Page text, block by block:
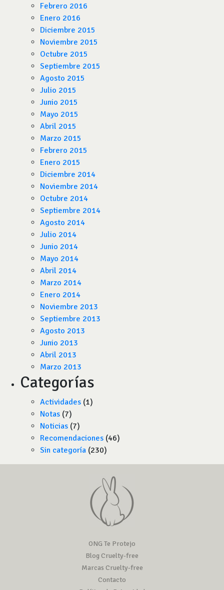
Febrero 2016
Enero 2016
Diciembre 2015
Noviembre 2015
Octubre 2015
Septiembre 2015
Agosto 2015
Julio 2015
Junio 2015
Mayo 2015
Abril 2015
Marzo 2015
Febrero 2015
Enero 2015
Diciembre 2014
Noviembre 2014
Octubre 2014
Septiembre 2014
Agosto 2014
Julio 2014
Junio 2014
Mayo 2014
Abril 2014
Marzo 2014
Enero 2014
Noviembre 2013
Septiembre 2013
Agosto 2013
Junio 2013
Abril 2013
Marzo 2013
Categorías
Actividades (1)
Notas (7)
Noticias (7)
Recomendaciones (46)
Sin categoría (230)
ONG Te Protejo
Blog Cruelty-free
Marcas Cruelty-free
Contacto